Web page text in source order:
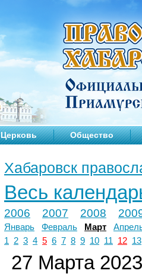
Церковь Общество
Хабаровск
Весь
2006 2007 2008
Январь Февраль Март
1
2 3 4 5 6 7 8 9 10 11 12 13
27 Марта 2023